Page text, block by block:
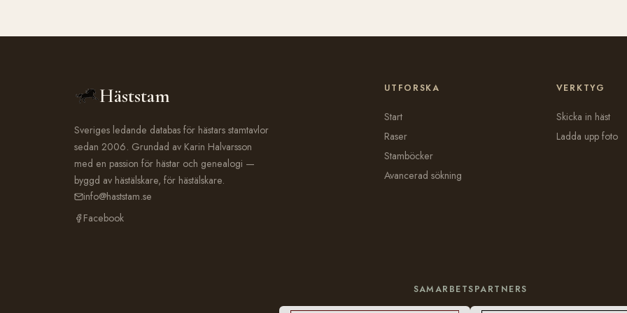
Häststam
Sveriges ledande databas för hästars stamtavlor
sedan 2006. Grundad av Karin Halvarsson
med en passion för hästar och genealogi —
byggd av hästälskare, för hästälskare.
info@haststam.se
Facebook
UTFORSKA
Start
Raser
Stamböcker
Avancerad sökning
VERKTYG
Skicka in häst
Ladda upp foto
SAMARBETSPARTNERS